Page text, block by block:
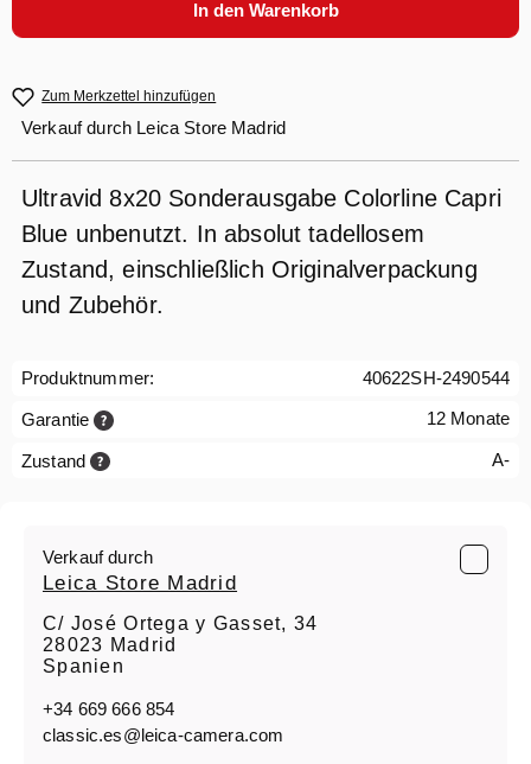
In den Warenkorb
Zum Merkzettel hinzufügen
Verkauf durch Leica Store Madrid
Ultravid 8x20 Sonderausgabe Colorline Capri
Blue unbenutzt. In absolut tadellosem
Zustand, einschließlich Originalverpackung
und Zubehör.
Produktnummer: 40622SH-2490544
Garantie 12 Monate
Zustand A-
Verkauf durch
Leica Store Madrid
C/ José Ortega y Gasset, 34
28023 Madrid
Spanien
+34 669 666 854
classic.es@leica-camera.com